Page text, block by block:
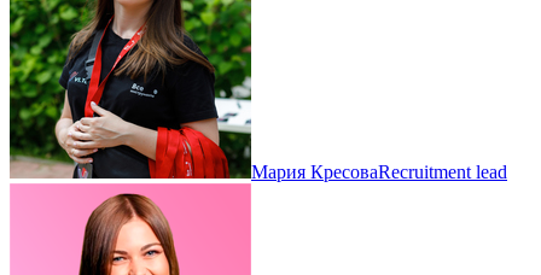
Мария КресоваRecruitment lead